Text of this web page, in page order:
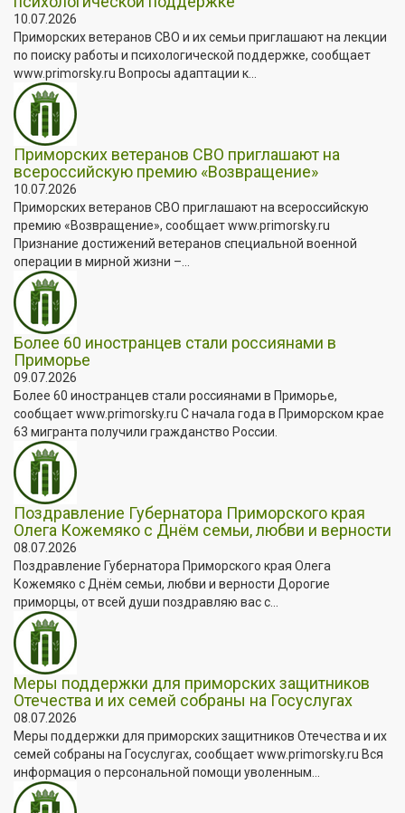
10.07.2026
Приморских ветеранов СВО и их семьи приглашают на лекции
по поиску работы и психологической поддержке, сообщает
www.primorsky.ru Вопросы адаптации к...
Приморских ветеранов СВО приглашают на
всероссийскую премию «Возвращение»
10.07.2026
Приморских ветеранов СВО приглашают на всероссийскую
премию «Возвращение», сообщает www.primorsky.ru
Признание достижений ветеранов специальной военной
операции в мирной жизни –...
Более 60 иностранцев стали россиянами в
Приморье
09.07.2026
Более 60 иностранцев стали россиянами в Приморье,
сообщает www.primorsky.ru С начала года в Приморском крае
63 мигранта получили гражданство России.
Поздравление Губернатора Приморского края
Олега Кожемяко с Днём семьи, любви и верности
08.07.2026
Поздравление Губернатора Приморского края Олега
Кожемяко с Днём семьи, любви и верности Дорогие
приморцы, от всей души поздравляю вас с...
Меры поддержки для приморских защитников
Отечества и их семей собраны на Госуслугах
08.07.2026
Меры поддержки для приморских защитников Отечества и их
семей собраны на Госуслугах, сообщает www.primorsky.ru Вся
информация о персональной помощи уволенным...